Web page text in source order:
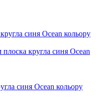
синя Ocean кольору